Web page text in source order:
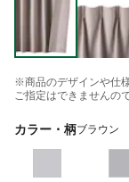
※商品のデザインや仕
ご指定はできませんの
カラー・柄ブラウン